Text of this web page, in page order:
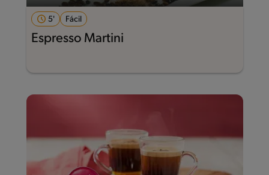
5' Fácil
Espresso Martini